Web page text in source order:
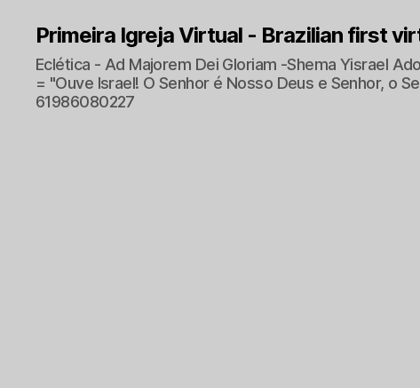
Primeira Igreja Virtual - Brazilian first
Eclética - Ad Majorem Dei Gloriam -Shema Yisrael
= "Ouve Israel! O Senhor é Nosso Deus e Senhor, o
61986080227